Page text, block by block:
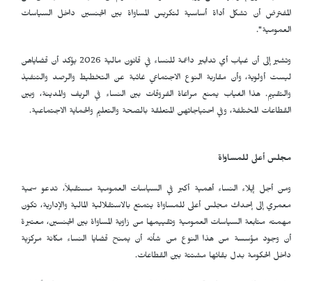
المفترض أن تشكل أداة أساسية لتكريس المساواة بين الجنسين داخل السياسات
العمومية".
وتشير إلى أن غياب أي تدابير داعمة للنساء في قانون مالية 2026 يؤكد أن قضاياهن
ليست أولوية، وأن مقاربة النوع الاجتماعي غائبة عن التخطيط والرصد والتنفيذ
والتقييم. هذا الغياب يمنع مراعاة الفروقات بين النساء في الريف والمدينة، وبين
القطاعات المختلفة، وفي احتياجاتهن المتعلقة بالصحة والتعليم والحماية الاجتماعية.
مجلس أعلى للمساواة
ومن أجل إيلاء النساء أهمية أكبر في السياسات العمومية مستقبلاً، تدعو سمية
معمري إلى إحداث مجلس أعلى للمساواة يتمتع بالاستقلالية المالية والإدارية، تكون
مهمته متابعة السياسات العمومية وتقييمها من زاوية المساواة بين الجنسين، معتبرة
أن وجود مؤسسة من هذا النوع من شأنه أن يمنح قضايا النساء مكانة مركزية
داخل الحكومة بدل بقائها مشتتة بين القطاعات.